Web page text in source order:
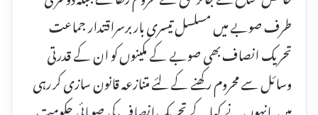
طرف صوبے میں مسلسل تیسری بار برسراقتدار جماعت
تحریک انصاف بھی صوبے کے مکینوں کو ان کے قدرتی
وسائل سے محروم رکھنے کے لئے متنازعہ قانون سازی کر رہی